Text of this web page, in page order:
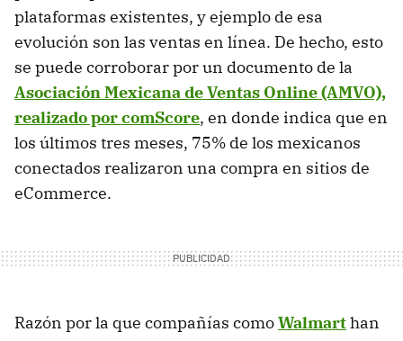
plataformas existentes, y ejemplo de esa
evolución son las ventas en línea. De hecho, esto
se puede corroborar por un documento de la
Asociación Mexicana de Ventas Online (AMVO),
realizado por comScore, en donde indica que en
los últimos tres meses, 75% de los mexicanos
conectados realizaron una compra en sitios de
eCommerce.
Razón por la que compañías comoWalmarthan